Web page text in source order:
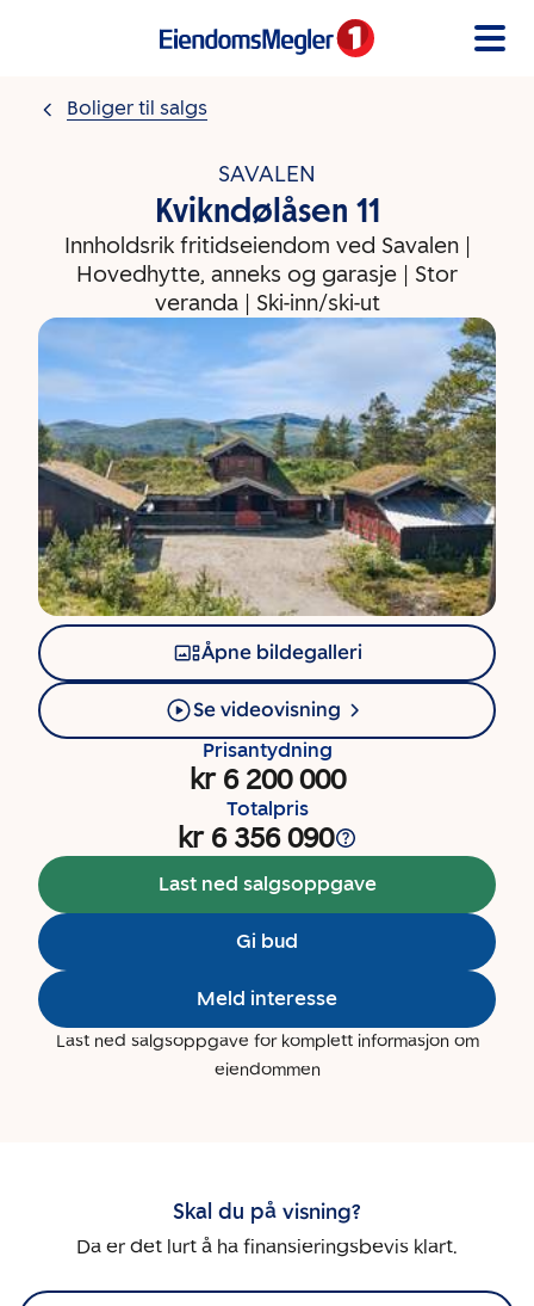
Boliger til salgs
SAVALEN
Kvikndølåsen 11
Innholdsrik fritidseiendom ved Savalen |
Hovedhytte, anneks og garasje | Stor
veranda | Ski-inn/ski-ut
Åpne bildegalleri
Se videovisning
Prisantydning
kr 6 200 000
Totalpris
kr 6 356 090
Last ned salgsoppgave
Gi bud
Meld interesse
Last ned salgsoppgave for komplett informasjon om
eiendommen
Skal du på visning?
Da er det lurt å ha finansieringsbevis klart.